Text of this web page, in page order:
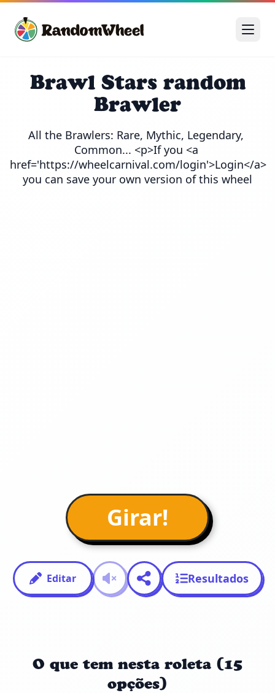
Brawl Stars random
Brawler
All the Brawlers: Rare, Mythic, Legendary,
Common... <p>If you <a
href='https://wheelcarnival.com/login'>Login</a>
you can save your own version of this wheel
Girar!
Editar Resultados
O que tem nesta roleta (15
opções)